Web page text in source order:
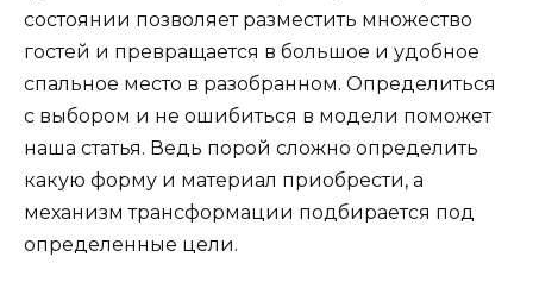
состоянии позволяет разместить множество
гостей и превращается в большое и удобное
спальное место в разобранном. Определиться
с выбором и не ошибиться в модели поможет
наша статья. Ведь порой сложно определить
какую форму и материал приобрести, а
механизм трансформации подбирается под
определенные цели.